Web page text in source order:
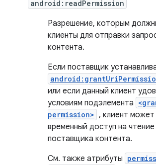
android:readPermission
Разрешение, которым
клиенты для отправки
контента.
Если поставщик
или если данный клиент
условиям подэлемента
permission> , клиент может
временный доступ на
поставщика контента.
См. также атрибуты